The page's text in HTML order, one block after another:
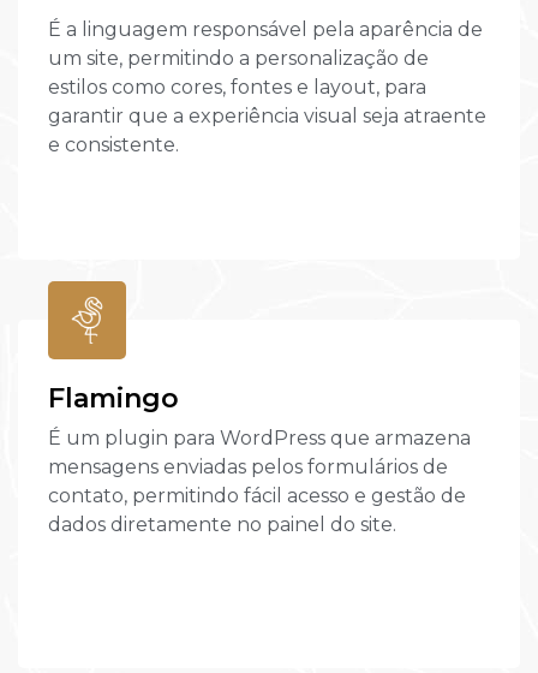
É a linguagem responsável pela aparência de
um site, permitindo a personalização de
estilos como cores, fontes e layout, para
garantir que a experiência visual seja atraente
e consistente.
Flamingo
É um plugin para WordPress que armazena
mensagens enviadas pelos formulários de
contato, permitindo fácil acesso e gestão de
dados diretamente no painel do site.